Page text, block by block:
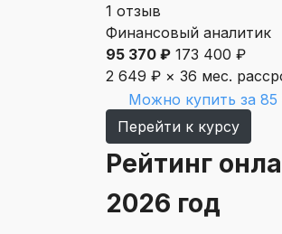
1 отзыв
Финансовый аналитик
95 370 ₽ 173 400 ₽
2 649 ₽ × 36 мес.
Можно купить за 85
Перейти к курсу
Рейтинг
2026 год